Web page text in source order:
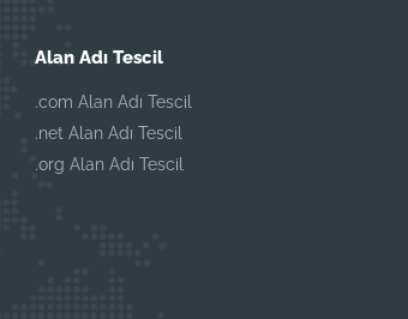
Alan Adı Tescil
.com Alan Adı Tescil
.net Alan Adı Tescil
.org Alan Adı Tescil